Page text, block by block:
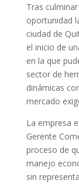
Tras
oportunidad
ciudad de
el inicio de
en la que
sector de
dinámicas
mercado
La empresa
Gerente
proceso de
manejo
sin